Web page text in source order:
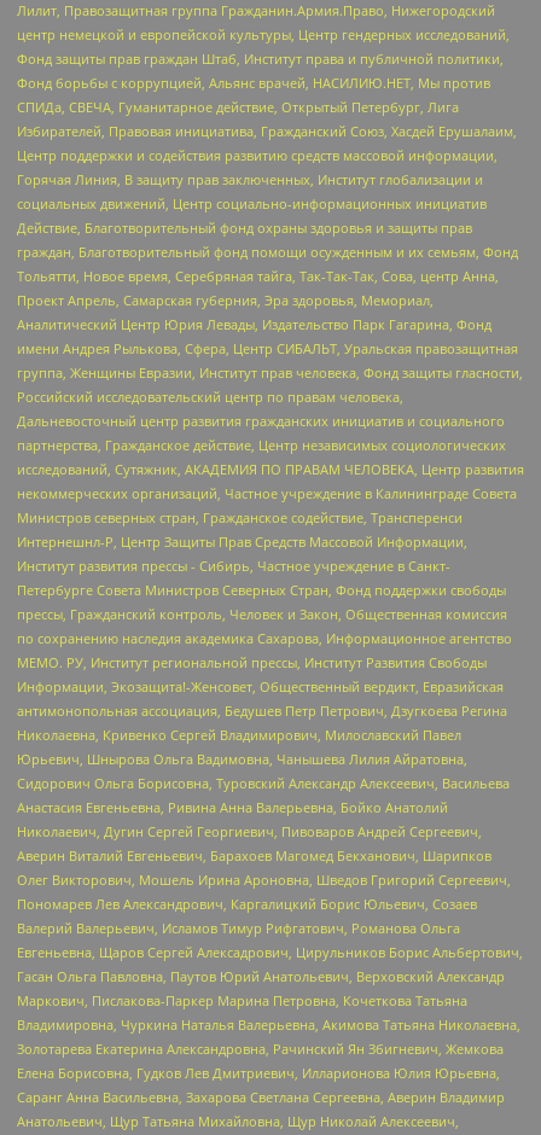
Лилит, Правозащитная группа Гражданин.Армия.Право, Нижегородский
центр немецкой и европейской культуры, Центр гендерных исследований,
Фонд защиты прав граждан Штаб, Институт права и публичной политики,
Фонд борьбы с коррупцией, Альянс врачей, НАСИЛИЮ.НЕТ, Мы против
СПИДа, СВЕЧА, Гуманитарное действие, Открытый Петербург, Лига
Избирателей, Правовая инициатива, Гражданский Союз, Хасдей Ерушалаим,
Центр поддержки и содействия развитию средств массовой информации,
Горячая Линия, В защиту прав заключенных, Институт глобализации и
социальных движений, Центр социально-информационных инициатив
Действие, Благотворительный фонд охраны здоровья и защиты прав
граждан, Благотворительный фонд помощи осужденным и их семьям, Фонд
Тольятти, Новое время, Серебряная тайга, Так-Так-Так, Сова, центр Анна,
Проект Апрель, Самарская губерния, Эра здоровья, Мемориал,
Аналитический Центр Юрия Левады, Издательство Парк Гагарина, Фонд
имени Андрея Рылькова, Сфера, Центр СИБАЛЬТ, Уральская правозащитная
группа, Женщины Евразии, Институт прав человека, Фонд защиты гласности,
Российский исследовательский центр по правам человека,
Дальневосточный центр развития гражданских инициатив и социального
партнерства, Гражданское действие, Центр независимых социологических
исследований, Сутяжник, АКАДЕМИЯ ПО ПРАВАМ ЧЕЛОВЕКА, Центр развития
некоммерческих организаций, Частное учреждение в Калининграде Совета
Министров северных стран, Гражданское содействие, Трансперенси
Интернешнл-Р, Центр Защиты Прав Средств Массовой Информации,
Институт развития прессы - Сибирь, Частное учреждение в Санкт-
Петербурге Совета Министров Северных Стран, Фонд поддержки свободы
прессы, Гражданский контроль, Человек и Закон, Общественная комиссия
по сохранению наследия академика Сахарова, Информационное агентство
МЕМО. РУ, Институт региональной прессы, Институт Развития Свободы
Информации, Экозащита!-Женсовет, Общественный вердикт, Евразийская
антимонопольная ассоциация, Бедушев Петр Петрович, Дзугкоева Регина
Николаевна, Кривенко Сергей Владимирович, Милославский Павел
Юрьевич, Шнырова Ольга Вадимовна, Чанышева Лилия Айратовна,
Сидорович Ольга Борисовна, Туровский Александр Алексеевич, Васильева
Анастасия Евгеньевна, Ривина Анна Валерьевна, Бойко Анатолий
Николаевич, Дугин Сергей Георгиевич, Пивоваров Андрей Сергеевич,
Аверин Виталий Евгеньевич, Барахоев Магомед Бекханович, Шарипков
Олег Викторович, Мошель Ирина Ароновна, Шведов Григорий Сергеевич,
Пономарев Лев Александрович, Каргалицкий Борис Юльевич, Созаев
Валерий Валерьевич, Исламов Тимур Рифгатович, Романова Ольга
Евгеньевна, Щаров Сергей Алексадрович, Цирульников Борис Альбертович,
Гасан Ольга Павловна, Паутов Юрий Анатольевич, Верховский Александр
Маркович, Пислакова-Паркер Марина Петровна, Кочеткова Татьяна
Владимировна, Чуркина Наталья Валерьевна, Акимова Татьяна Николаевна,
Золотарева Екатерина Александровна, Рачинский Ян Збигневич, Жемкова
Елена Борисовна, Гудков Лев Дмитриевич, Илларионова Юлия Юрьевна,
Саранг Анна Васильевна, Захарова Светлана Сергеевна, Аверин Владимир
Анатольевич, Щур Татьяна Михайловна, Щур Николай Алексеевич,